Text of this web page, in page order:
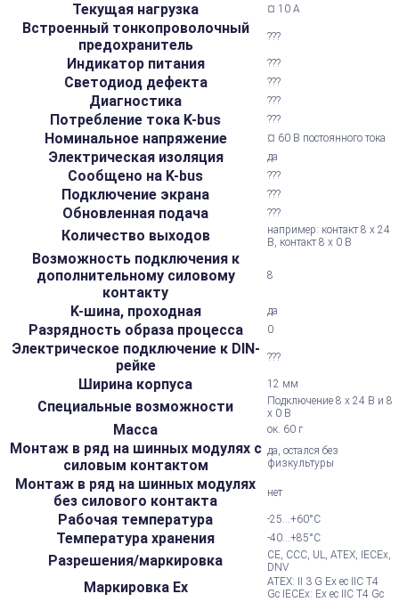
Текущая нагрузка ¤ 10 А
Встроенный тонкопроволочный
предохранитель
???
Индикатор питания ???
Светодиод дефекта ???
Диагностика ???
Потребление тока K-bus ???
Номинальное напряжение ¤ 60 В постоянного тока
Электрическая изоляция да
Сообщено на K-bus ???
Подключение экрана ???
Обновленная подача ???
Количество выходов
например: контакт 8 x 24
В, контакт 8 x 0 В
Возможность подключения к
дополнительному силовому
контакту
8
K-шина, проходная да
Разрядность образа процесса 0
Электрическое подключение к DIN-
рейке
???
Ширина корпуса 12 мм
Специальные возможности
Подключение 8 x 24 В и 8
x 0 В
Масса ок. 60 г
Монтаж в ряд на шинных модулях с
силовым контактом
да, остался без
физкультуры
Монтаж в ряд на шинных модулях
без силового контакта
нет
Рабочая температура -25...+60°С
Температура хранения -40...+85°С
Разрешения/маркировка
CE, CCC, UL, ATEX, IECEx,
DNV
Маркировка Ex
ATEX: II 3 G Ex ec IIC T4
Gc IECEx: Ex ec IIC T4 Gc